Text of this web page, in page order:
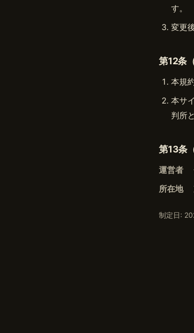
す。
変更
第12条
本規
本サ
判所
第13条
運営者
所在地
制定日: